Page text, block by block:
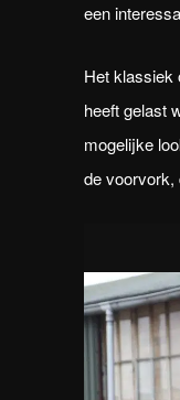
een
Het klassiek
heeft gelast
mogelijke
de voorvork,